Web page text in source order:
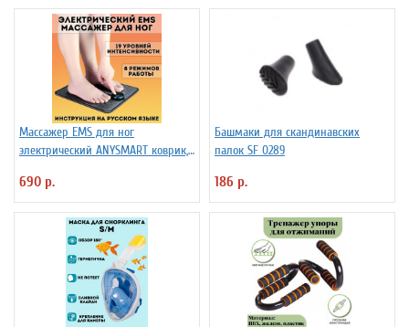
Массажер EMS для ног
электрический ANYSMART коврик,
690 р.
Башмаки для скандинавских
палок SF 0289
186 р.